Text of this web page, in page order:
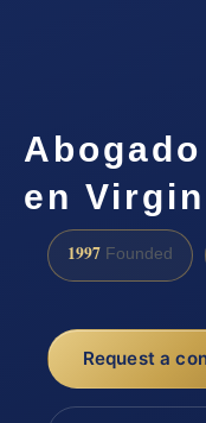
en
1997 Founded
Request a